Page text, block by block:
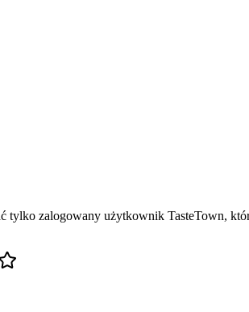
tylko zalogowany użytkownik TasteTown,